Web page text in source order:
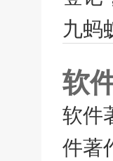
九蚂
软
软件
件著